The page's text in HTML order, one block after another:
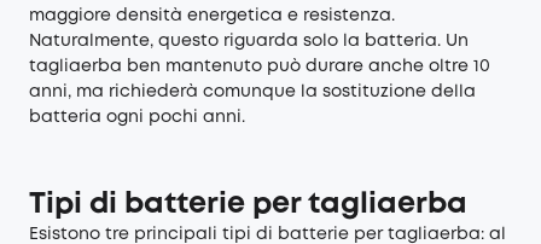
maggiore densità energetica e resistenza.
Naturalmente, questo riguarda solo la batteria. Un
tagliaerba ben mantenuto può durare anche oltre 10
anni, ma richiederà comunque la sostituzione della
batteria ogni pochi anni.
Tipi di batterie per tagliaerba
Esistono tre principali tipi di batterie per tagliaerba: al